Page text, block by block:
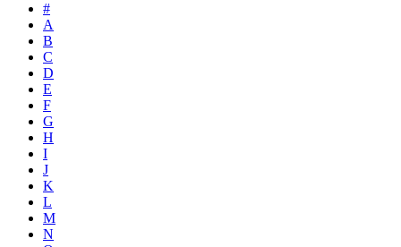
#
A
B
C
D
E
F
G
H
I
J
K
L
M
N